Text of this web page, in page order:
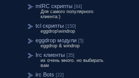
mIRC скрипты [84]
Для самого популярного
клиента:)
tcl скрипты [150]
eggdrop\windrop
eggdrop модули [5]
eggdrop & windrop
Irc клиенты [35]
их очень много. но выбирать
вам
irc Bots [22]